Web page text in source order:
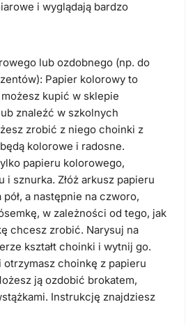
i wyglądają bardzo
lub ozdobnego (np. do
Papier kolorowy to
możesz kupić w sklepie
znaleźć w szkolnych
zrobić z niego choinki z
kolorowe i radosne.
papieru kolorowego,
i sznurka. Złóż arkusz papieru
a następnie na czworo,
w zależności od tego, jak
chcesz zrobić. Narysuj na
kształt choinki i wytnij go.
otrzymasz choinkę z papieru
ją ozdobić brokatem,
Instrukcję znajdziesz